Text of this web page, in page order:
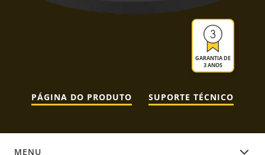
GARANTIA DE
3 ANOS
PÁGINA DO PRODUTO SUPORTE TÉCNICO
MENU
DOCUMENTAÇÃO